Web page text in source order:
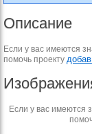
Описание
Если у вас имеются
помочь проекту
Если у вас имеются